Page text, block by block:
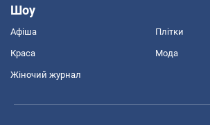
Шоу
Афіша Плітки
Краса Мода
Жіночий журнал